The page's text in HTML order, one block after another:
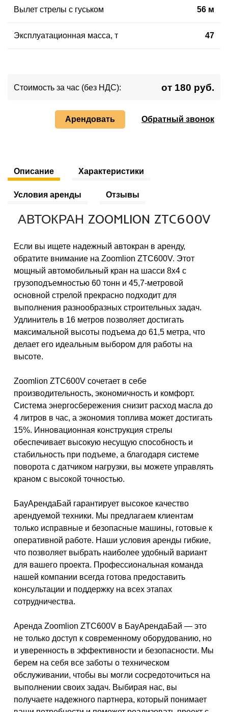
Вылет стрелы с гуськом 56 м
Эксплуатационная масса, т 47
Стоимость за час (без НДС): от 180 руб.
Арендовать Обратный звонок
Описание Характеристики
Условия аренды Отзывы
АВТОКРАН ZOOMLION ZTC600V
Если вы ищете надежный автокран в аренду,
обратите внимание на Zoomlion ZTC600V. Этот
мощный автомобильный кран на шасси 8x4 с
грузоподъемностью 60 тонн и 45,7-метровой
основной стрелой прекрасно подходит для
выполнения разнообразных строительных задач.
Удлинитель в 16 метров позволяет достигать
максимальной высоты подъема до 61,5 метра, что
делает его идеальным выбором для работы на
высоте.
Zoomlion ZTC600V сочетает в себе
производительность, экономичность и комфорт.
Система энергосбережения снизит расход масла до
4 литров в час, а экономия топлива может достигать
15%. Инновационная конструкция стрелы
обеспечивает высокую несущую способность и
стабильность при подъеме, а благодаря системе
поворота с датчиком нагрузки, вы можете управлять
краном с высокой точностью.
БауАрендаБай гарантирует высокое качество
арендуемой техники. Мы предлагаем клиентам
только исправные и безопасные машины, готовые к
оперативной работе. Наши условия аренды гибкие,
что позволяет выбрать наиболее удобный вариант
для вашего проекта. Профессиональная команда
нашей компании всегда готова предоставить
консультации и поддержку на всех этапах
сотрудничества.
Аренда Zoomlion ZTC600V в БауАрендаБай — это
не только доступ к современному оборудованию, но
и уверенность в эффективности и безопасности. Мы
берем на себя все заботы о техническом
обслуживании, чтобы вы могли сосредоточиться на
выполнении своих задач. Выбирая нас, вы
получаете надежного партнера, который понимает